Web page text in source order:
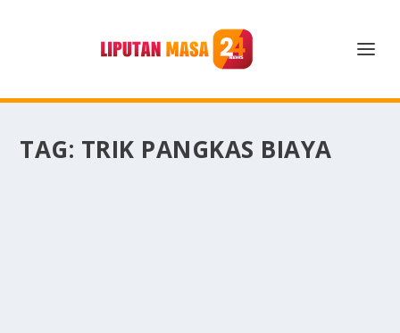
TAG: TRIK PANGKAS BIAYA